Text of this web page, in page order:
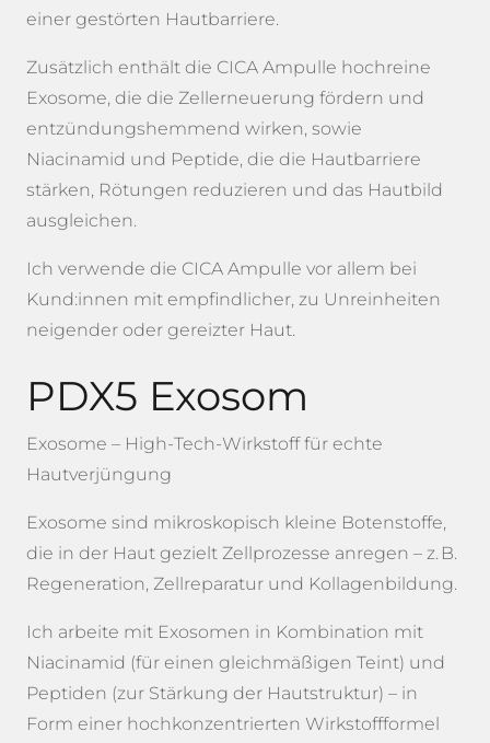
einer gestörten Hautbarriere.
Zusätzlich enthält die CICA Ampulle hochreine
Exosome, die die Zellerneuerung fördern und
entzündungshemmend wirken, sowie
Niacinamid und Peptide, die die Hautbarriere
stärken, Rötungen reduzieren und das Hautbild
ausgleichen.
Ich verwende die CICA Ampulle vor allem bei
Kund:innen mit empfindlicher, zu Unreinheiten
neigender oder gereizter Haut.
PDX5 Exosom
Exosome – High-Tech-Wirkstoff für echte
Hautverjüngung
Exosome sind mikroskopisch kleine Botenstoffe,
die in der Haut gezielt Zellprozesse anregen – z. B.
Regeneration, Zellreparatur und Kollagenbildung.
Ich arbeite mit Exosomen in Kombination mit
Niacinamid (für einen gleichmäßigen Teint) und
Peptiden (zur Stärkung der Hautstruktur) – in
Form einer hochkonzentrierten Wirkstoffformel